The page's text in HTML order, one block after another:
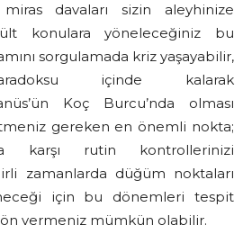
davaları sizin aleyhinize
konulara yöneleceğiniz bu
sorgulamada kriz yaşayabilir,
içinde kalarak
Koç Burcu’nda olması
gereken en önemli nokta;
karşı rutin kontrollerinizi
zamanlarda düğüm noktaları
için bu dönemleri tespit
vermeniz mümkün olabilir.